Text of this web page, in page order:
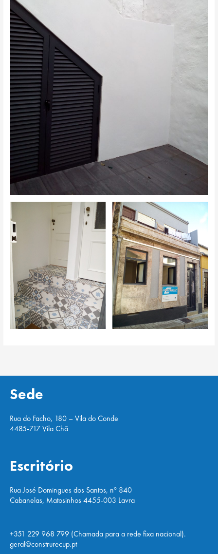
Sede
Rua do Facho, 180 – Vila do Conde
4485-717 Vila Chã
Escritório
Rua José Domingues dos Santos, nº 840
Cabanelas, Matosinhos 4455-003 Lavra
+351 229 968 799 (Chamada para a rede fixa nacional).
geral@construrecup.pt